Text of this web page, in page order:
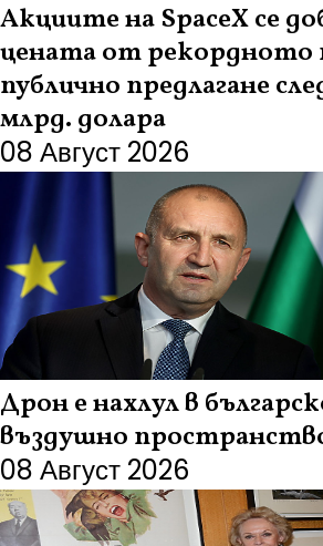
Акциите на SpaceX се
цената от рекордното
публично предлагане
млрд. долара
08 Август 2026
Дрон е нахлул в
въздушно
08 Август 2026